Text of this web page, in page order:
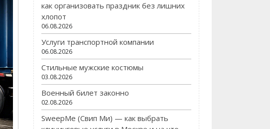
как организовать праздник без лишних
хлопот
06.08.2026
Услуги транспортной компании
06.08.2026
Стильные мужские костюмы
03.08.2026
Военный билет законно
02.08.2026
SweepMe (Свип Ми) — как выбрать